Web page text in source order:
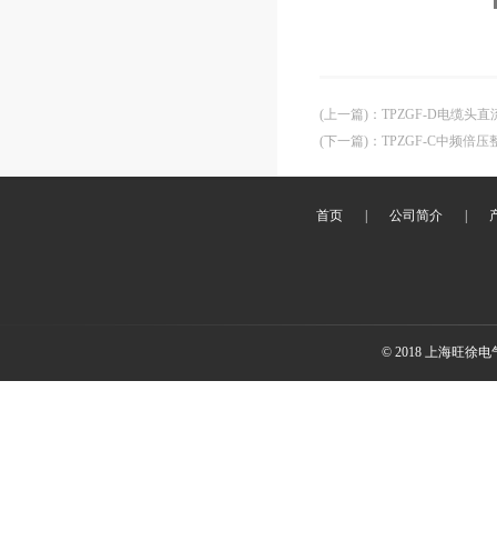
(上一篇) ： TPZGF-D电缆头直
(下一篇) ： TPZGF-C中频倍压
首页 公司简介
© 2018 上海旺徐